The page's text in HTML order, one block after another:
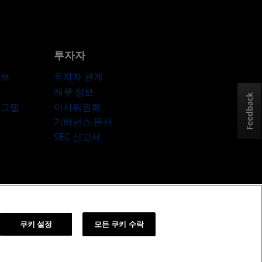
램
투자자
투자자 관계
재무 정보
이사위원회
거버넌스 문서
SEC 신고서
Feedback
쿠키 설정 모든 쿠키 수락